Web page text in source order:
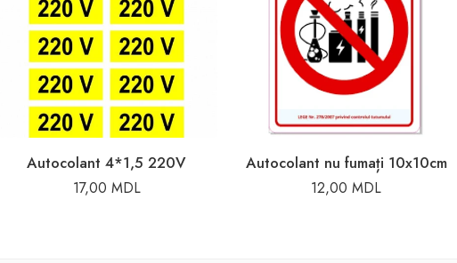
Autocolant 4*1,5 220V
17,00 MDL
Autocolant nu fumați 10x10cm
12,00 MDL